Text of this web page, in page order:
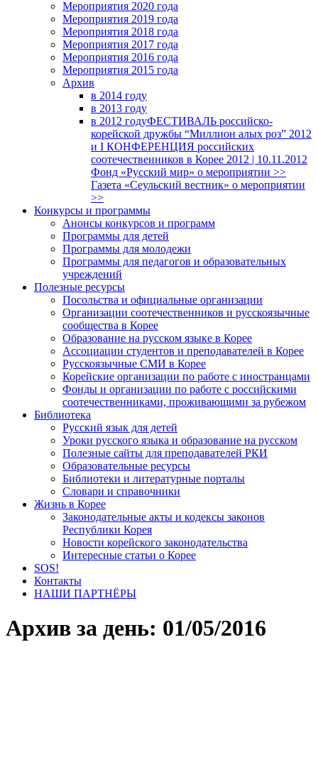
Мероприятия 2020 года
Мероприятия 2019 года
Мероприятия 2018 годa
Мероприятия 2017 года
Мероприятия 2016 года
Мероприятия 2015 года
Архив
в 2014 году
в 2013 году
в 2012 годуФЕСТИВАЛЬ российско-
корейской дружбы “Миллион алых роз” 2012
и I КОНФЕРЕНЦИЯ российских
соотечественников в Корее 2012 | 10.11.2012
Фонд «Русский мир» о мероприятии >>
Газета «Сеульский вестник» о мероприятии
>>
Конкурсы и программы
Анонсы конкурсов и программ
Программы для детей
Программы для молодежи
Программы для педагогов и образовательных
учреждений
Полезные ресурсы
Посольства и официальные организации
Организации соотечественников и русскоязычные
сообщества в Корее
Образование на русском языке в Корее
Ассоциации студентов и преподавателей в Корее
Русскоязычные СМИ в Корее
Корейские организации по работе с иностранцами
Фонды и организации по работе с российскими
соотечественниками, проживающими за рубежом
Библиотека
Русский язык для детей
Уроки русского языка и образование на русском
Полезные сайты для преподавателей РКИ
Образовательные ресурсы
Библиотеки и литературные порталы
Словари и справочники
Жизнь в Корее
Законодательные акты и кодексы законов
Республики Корея
Новости корейского законодательства
Интересные статьи о Корее
SOS!
Контакты
НАШИ ПАРТНЁРЫ
Архив за день: 01/05/2016